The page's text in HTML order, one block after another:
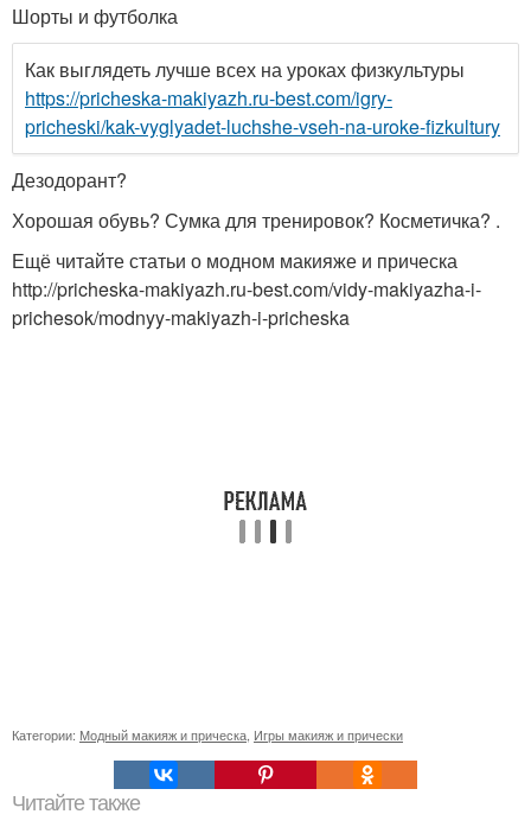
Шорты и футболка
Как выглядеть лучше всех на уроках физкультуры
https://pricheska-makiyazh.ru-best.com/igry-
pricheski/kak-vyglyadet-luchshe-vseh-na-uroke-fizkultury
Дезодорант?
Хорошая обувь? Сумка для тренировок? Косметичка? .
Ещё читайте статьи о модном макияже и прическа
http://pricheska-makiyazh.ru-best.com/vidy-makiyazha-i-
prichesok/modnyy-makiyazh-i-pricheska
Категории: Модный макияж и прическа Игры макияж и прически
Читайте также